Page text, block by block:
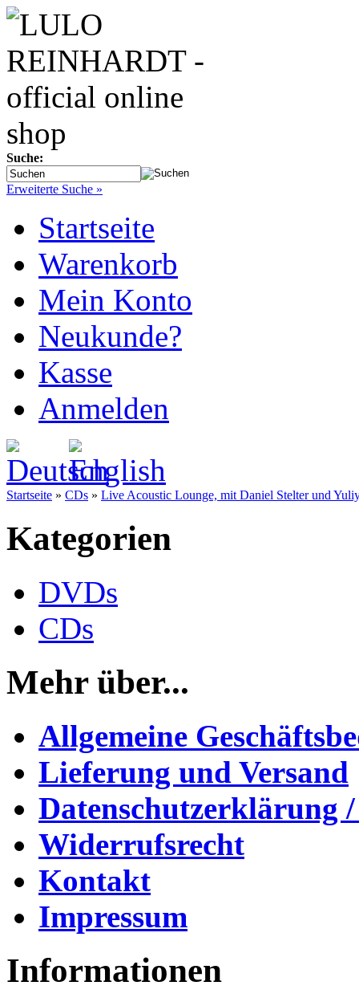
Suche:
Erweiterte Suche »
Startseite
Warenkorb
Mein Konto
Neukunde?
Kasse
Anmelden
Startseite » CDs » Live Acoustic Lounge, mit Daniel Stelter und
Kategorien
DVDs
CDs
Mehr über...
Allgemeine
Lieferung und Versand
Datenschutzerklärung
Widerrufsrecht
Kontakt
Impressum
Informationen